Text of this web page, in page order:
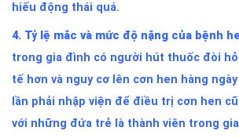
hiếu động thái quá.
4. Tỷ lệ mắc và mức độ nặng của bệnh
trong gia đình có người hút thuốc đòi
tế hơn và nguy cơ lên cơn hen hàng
lần phải nhập viện để điều trị cơn hen
với những đứa trẻ là thành viên trong